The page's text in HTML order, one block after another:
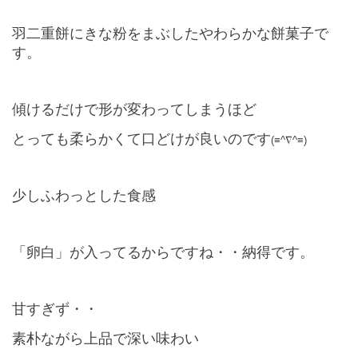
羽二重餅にきな粉をまぶしたやわらかな餅菓子で
す。
傾けるだけで形が変わってしまうほど
とっても柔らかくて口どけが良いのです(≡^∇^≡)
少しふわっとした食感
「卵白」が入ってるからですね・・納得です。
甘すぎず・・
素朴ながら上品で深い味わい